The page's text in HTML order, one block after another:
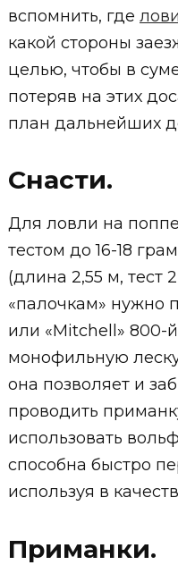
вспомнить, где
какой стороны
целью, чтобы в
потеряв на этих
план дальнейших
Снасти.
Для ловли на
тестом до 16-18
(длина 2,55 м, тест
«палочкам» нужно
или «Mitchell» 800-
монофильную
она позволяет и
проводить
использовать
способна быстро
используя в
Приманки.